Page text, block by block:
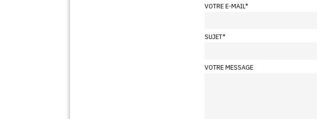
VOTRE E-MAIL*
SUJET*
VOTRE MESSAGE